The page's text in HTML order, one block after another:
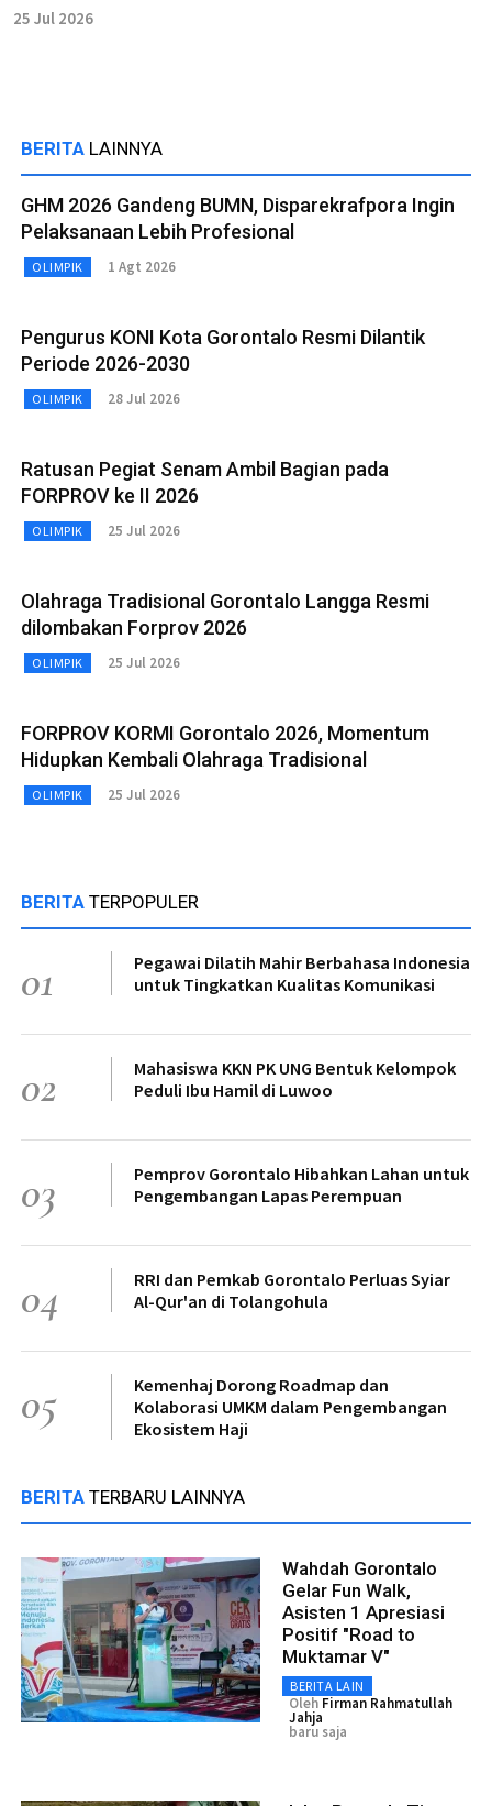
25 Jul 2026
BERITA LAINNYA
GHM 2026 Gandeng BUMN, Disparekrafpora Ingin
Pelaksanaan Lebih Profesional
OLIMPIK 1 Agt 2026
Pengurus KONI Kota Gorontalo Resmi Dilantik
Periode 2026-2030
OLIMPIK 28 Jul 2026
Ratusan Pegiat Senam Ambil Bagian pada
FORPROV ke II 2026
OLIMPIK 25 Jul 2026
Olahraga Tradisional Gorontalo Langga Resmi
dilombakan Forprov 2026
OLIMPIK 25 Jul 2026
FORPROV KORMI Gorontalo 2026, Momentum
Hidupkan Kembali Olahraga Tradisional
OLIMPIK 25 Jul 2026
BERITA TERPOPULER
01
Pegawai Dilatih Mahir Berbahasa Indonesia
untuk Tingkatkan Kualitas Komunikasi
02
Mahasiswa KKN PK UNG Bentuk Kelompok
Peduli Ibu Hamil di Luwoo
03
Pemprov Gorontalo Hibahkan Lahan untuk
Pengembangan Lapas Perempuan
04
RRI dan Pemkab Gorontalo Perluas Syiar
Al-Qur'an di Tolangohula
05
Kemenhaj Dorong Roadmap dan
Kolaborasi UMKM dalam Pengembangan
Ekosistem Haji
BERITA TERBARU LAINNYA
Wahdah Gorontalo
Gelar Fun Walk,
Asisten 1 Apresiasi
Positif "Road to
Muktamar V"
BERITA LAIN
Oleh Firman Rahmatullah
Jahja
baru saja